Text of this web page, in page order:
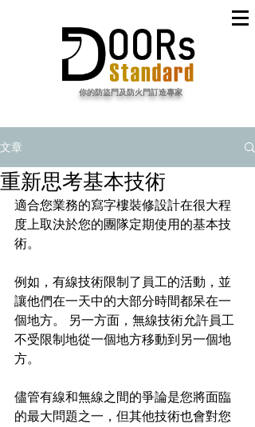
​你的防盜門及防火門訂造專家
文章
重新思考基本技術
適合您業務的寫字樓裝修設計在很大程
度上取決於您的團隊定期使用的基本技
術。
例如，有線技術限制了員工的活動，並
讓他們在一天中的大部分時間都呆在一
個地方。 另一方面，無線技術允許員工
不受限制地從一個地方移動到另一個地
方。
儘管有線和無線之間的爭論是您將面臨
的最大問題之一，但其他技術也會對您